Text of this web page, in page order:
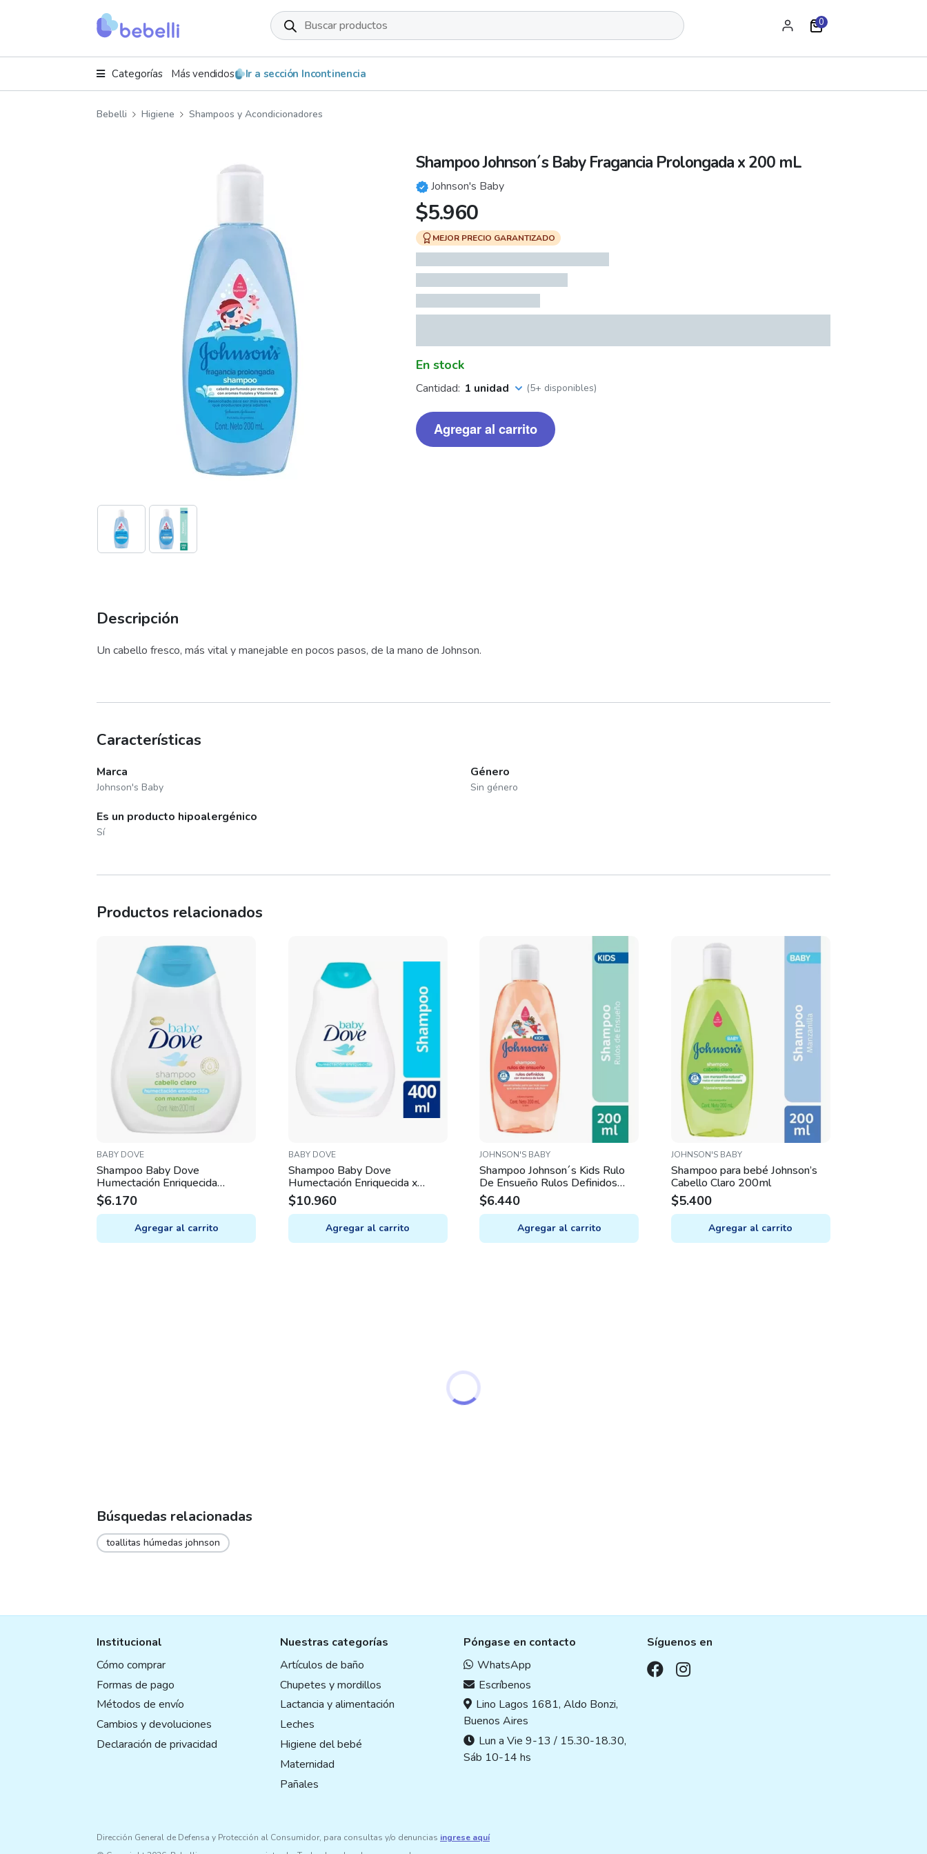
Products
search 0
Categorías Más vendidos Ir a sección Incontinencia
Bebelli Higiene Shampoos y Acondicionadores
Shampoo Johnson´s Baby Fragancia Prolongada x 200 mL
Johnson's Baby
$5.960
MEJOR PRECIO GARANTIZADO
En stock
Cantidad: 1 unidad (5+ disponibles)
Agregar al carrito
Descripción
Un cabello fresco, más vital y manejable en pocos pasos, de la mano de Johnson.
Características
Marca
Johnson's Baby
Es un producto hipoalergénico
Sí
Género
Sin género
Productos relacionados
BABY DOVE
Shampoo Baby Dove
Humectación Enriquecida
Cabellos Claros x 200mL
$6.170
Agregar al carrito
BABY DOVE
Shampoo Baby Dove
Humectación Enriquecida x
400mL
$10.960
Agregar al carrito
JOHNSON'S BABY
Shampoo Johnson´s Kids Rulo
De Ensueño Rulos Definidos
200ml
$6.440
Agregar al carrito
JOHNSON'S BABY
Shampoo para bebé Johnson’s
Cabello Claro 200ml
$5.400
Agregar al carrito
Búsquedas relacionadas
toallitas húmedas johnson
Institucional
Cómo comprar
Formas de pago
Métodos de envío
Cambios y devoluciones
Declaración de privacidad
Nuestras categorías
Artículos de baño
Chupetes y mordillos
Lactancia y alimentación
Leches
Higiene del bebé
Maternidad
Pañales
Póngase en contacto
WhatsApp
Escríbenos
Lino Lagos 1681, Aldo Bonzi,
Buenos Aires
Lun a Vie 9-13 / 15.30-18.30,
Sáb 10-14 hs
Síguenos en
Dirección General de Defensa y Protección al Consumidor, para consultas y/o denuncias ingrese aquí